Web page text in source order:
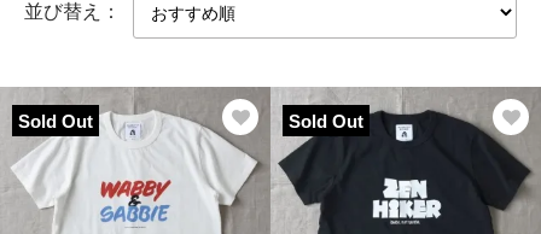
並び替え：
Sold Out Sold Out